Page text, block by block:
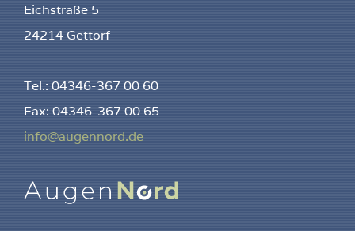
Eichstraße 5
24214 Gettorf
Tel.: 04346-367 00 60
Fax: 04346-367 00 65
info@augennord.de